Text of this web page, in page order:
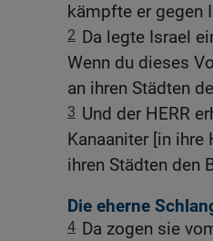
kämpfte er gegen
2 Da legte Israel
Wenn du dieses
an ihren Städten
3 Und der HERR
Kanaaniter [in ihre
ihren Städten den
Die eherne
4 Da zogen sie